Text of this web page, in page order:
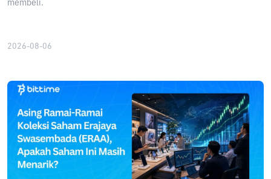
membeli.
2026-08-06